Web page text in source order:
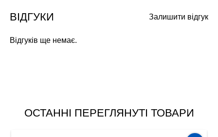
Залишити відгук
ВІДГУКИ
Відгуків ще немає.
ОСТАННІ ПЕРЕГЛЯНУТІ ТОВАРИ